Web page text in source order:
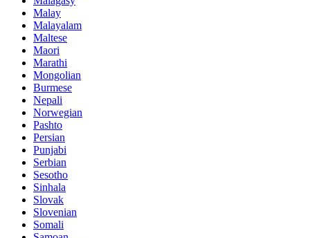
Malay
Malayalam
Maltese
Maori
Marathi
Mongolian
Burmese
Nepali
Norwegian
Pashto
Persian
Punjabi
Serbian
Sesotho
Sinhala
Slovak
Slovenian
Somali